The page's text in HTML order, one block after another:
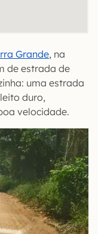
Grande, na
de estrada de
uma estrada
duro,
velocidade.